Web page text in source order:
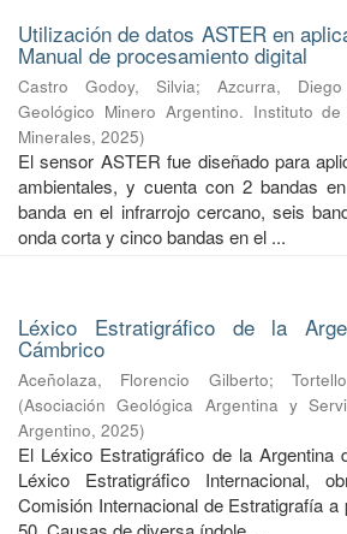
Utilización de datos ASTER en
Manual de procesamiento digital
Castro Godoy, Silvia; Azcurra, Diego
Geológico Minero Argentino. Instituto
Minerales, 2025)
El sensor ASTER fue diseñado para
ambientales, y cuenta con 2 bandas
banda en el infrarrojo cercano, seis
onda corta y cinco bandas en el ...
Léxico Estratigráfico de la
Cámbrico
Aceñolaza, Florencio Gilberto;
(Asociación Geológica Argentina y
Argentino, 2025)
El Léxico Estratigráfico de la Argentina
Léxico Estratigráfico Internacional,
Comisión Internacional de Estratigrafía